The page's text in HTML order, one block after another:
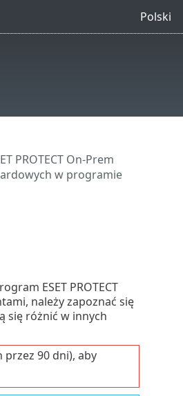
Polski
PROTECT On-Prem
w programie
ESET PROTECT
należy zapoznać się
się różnić w innych
90 dni), aby